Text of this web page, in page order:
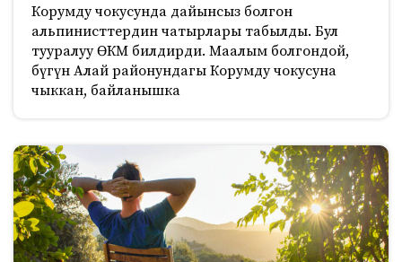
Корумду чокусунда дайынсыз болгон
альпинисттердин чатырлары табылды. Бул
тууралуу ӨКМ билдирди. Маалым болгондой,
бүгүн Алай районундагы Корумду чокусуна
чыккан, байланышка